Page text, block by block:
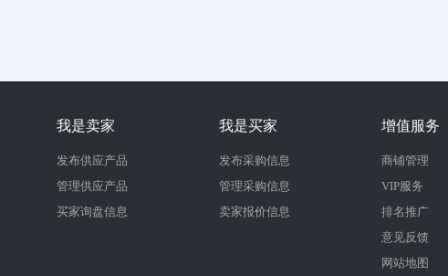
我是卖家
发布供应产品
管理供应产品
买家询盘信息
我是买家
发布采购信息
管理采购信息
卖家报价信息
增值服务
商铺管理
VIP服务
排名推广
意见反馈
网站地图